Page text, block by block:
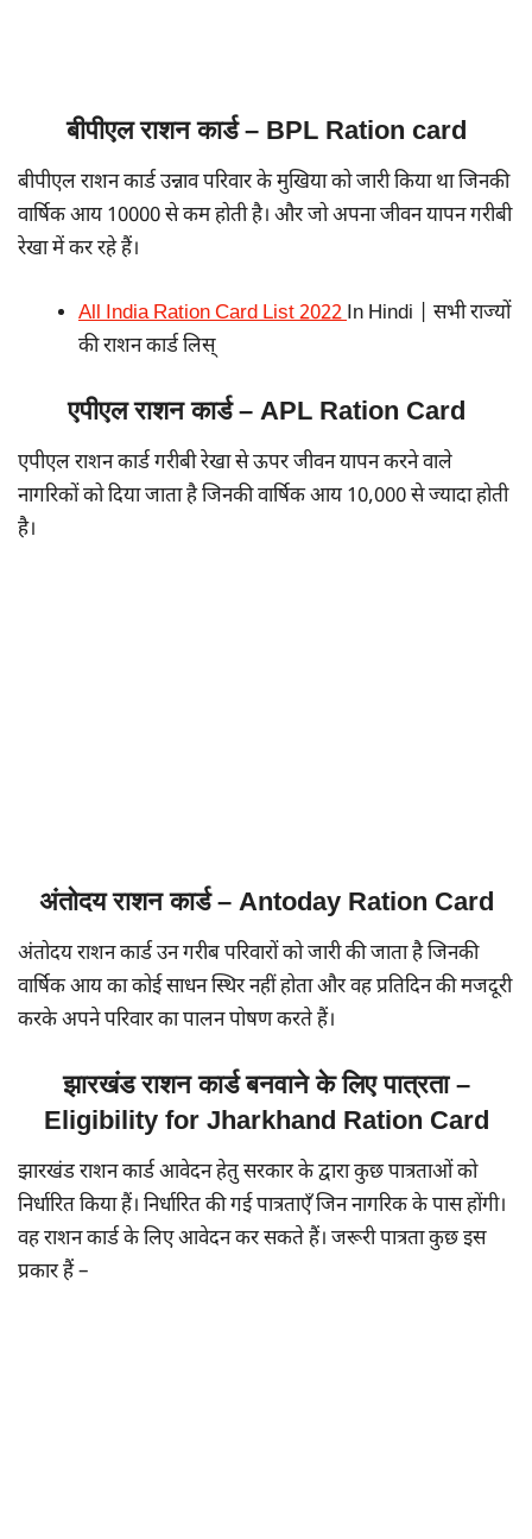
बीपीएल राशन कार्ड – BPL Ration card
बीपीएल राशन कार्ड उन्नाव परिवार के मुखिया को जारी किया था जिनकी
वार्षिक आय 10000 से कम होती है। और जो अपना जीवन यापन गरीबी
रेखा में कर रहे हैं।
All India Ration Card List 2022In Hindi | सभी राज्यों
की राशन कार्ड लिस्
एपीएल राशन कार्ड – APL Ration Card
एपीएल राशन कार्ड गरीबी रेखा से ऊपर जीवन यापन करने वाले
नागरिकों को दिया जाता है जिनकी वार्षिक आय 10,000 से ज्यादा होती
है।
अंतोदय राशन कार्ड – Antoday Ration Card
अंतोदय राशन कार्ड उन गरीब परिवारों को जारी की जाता है जिनकी
वार्षिक आय का कोई साधन स्थिर नहीं होता और वह प्रतिदिन की मजदूरी
करके अपने परिवार का पालन पोषण करते हैं।
झारखंड राशन कार्ड बनवाने के लिए पात्रता –
Eligibility for Jharkhand Ration Card
झारखंड राशन कार्ड आवेदन हेतु सरकार के द्वारा कुछ पात्रताओं को
निर्धारित किया हैं। निर्धारित की गई पात्रताएँ जिन नागरिक के पास होंगी।
वह राशन कार्ड के लिए आवेदन कर सकते हैं। जरूरी पात्रता कुछ इस
प्रकार हैं –